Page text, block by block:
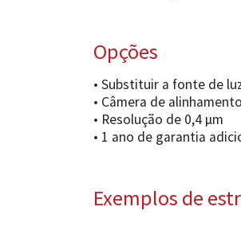
Opções
• Substituir a fonte de
• Câmera de
• Resolução de 0,4 µm
• 1 ano de garantia
Exemplos de